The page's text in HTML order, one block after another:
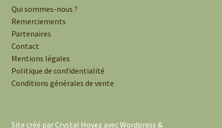
Qui sommes-nous ?
Remerciements
Partenaires
Contact
Mentions légales
Politique de confidentialité
Conditions générales de vente
Site créé par Crystal Hoyez avec Wordpress &